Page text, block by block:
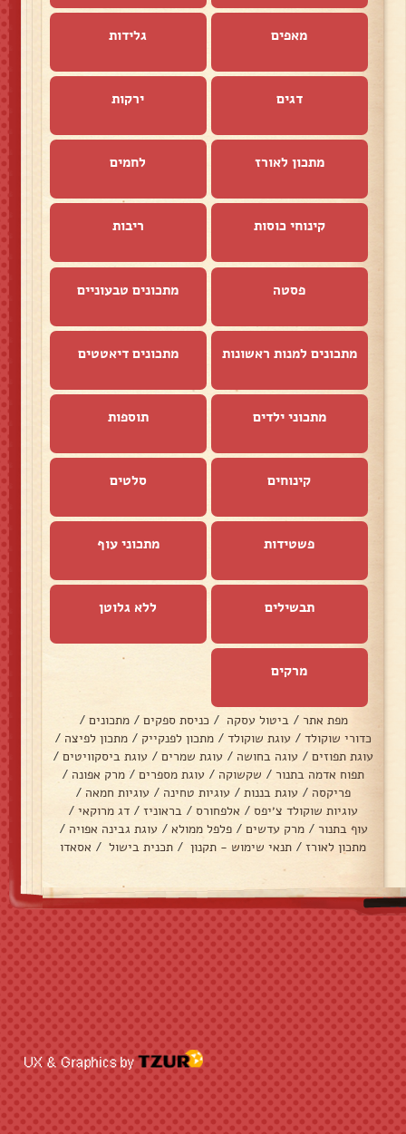
מאפים גלידות
דגים ירקות
מתכון לאורז לחמים
קינוחי כוסות ריבות
פסטה מתכונים טבעוניים
מתכונים למנות ראשונות מתכונים דיאטטים
מתכוני ילדים תוספות
קינוחים סלטים
פשטידות מתכוני עוף
תבשילים ללא גלוטן
מרקים
מפת אתר / ביטול עסקה / כניסת ספקים / מתכונים /
כדורי שוקולד / עוגת שוקולד / מתכון לפנקייק / מתכון לפיצה /
עוגת תפוזים / עוגה בחושה / עוגת שמרים / עוגת ביסקוויטים /
תפוח אדמה בתנור / שקשוקה / עוגת מספרים / מרק אפונה /
פריקסה / עוגת בננות / עוגיות טחינה / עוגיות חמאה /
עוגיות שוקולד צ׳יפס / אלפחורס / בראוניז / דג מרוקאי /
עוף בתנור / מרק עדשים / פלפל ממולא / עוגת גבינה אפויה /
מתכון לאורז / תנאי שימוש - תקנון / תכנית בישול / אסאדו